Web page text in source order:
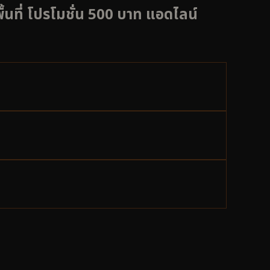
ที่ โปรโมชั่น 500 บาท แอดไลน์